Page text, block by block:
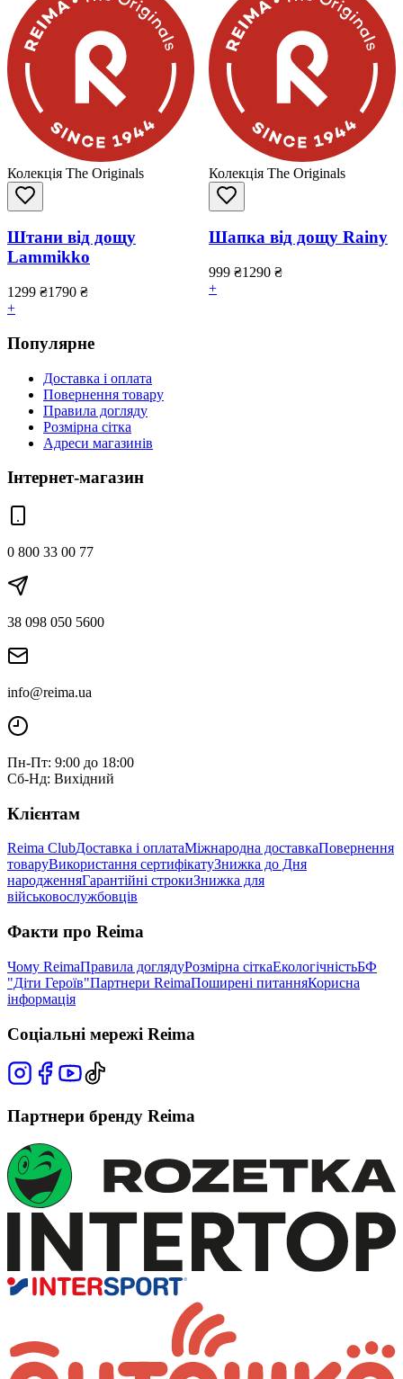
Колекція The Originals
Штани від дощу
Lammikko
1299 ₴1790 ₴
+
Колекція The Originals
Шапка від дощу Rainy
999 ₴1290 ₴
+
Популярне
Доставка і оплата
Повернення товару
Правила догляду
Розмірна сітка
Адреси магазинів
Інтернет-магазин
0 800 33 00 77
38 098 050 5600
info@reima.ua
Пн-Пт: 9:00 до 18:00
Сб-Нд: Вихідний
Клієнтам
Reima ClubДоставка і оплатаМіжнародна доставкаПовернення
товаруВикористання сертифікатуЗнижка до Дня
народженняГарантійні строкиЗнижка для
військовослужбовців
Факти про Reima
Чому ReimaПравила доглядуРозмірна сіткаЕкологічністьБФ
"Діти Героїв"Партнери ReimaПоширені питанняКорисна
інформація
Соціальні мережі Reima
Партнери бренду Reima